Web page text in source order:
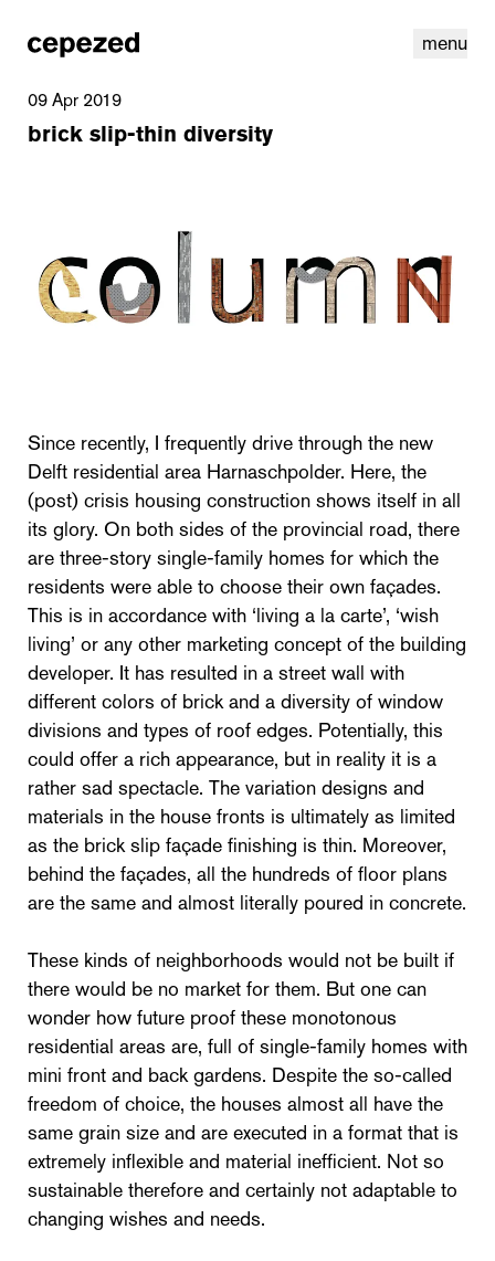
menu
09 Apr 2019
brick slip-thin diversity
Since recently, I frequently drive through the new
Delft residential area Harnaschpolder. Here, the
(post) crisis housing construction shows itself in all
its glory. On both sides of the provincial road, there
are three-story single-family homes for which the
residents were able to choose their own façades.
This is in accordance with ‘living a la carte’, ‘wish
living’ or any other marketing concept of the building
developer. It has resulted in a street wall with
different colors of brick and a diversity of window
divisions and types of roof edges. Potentially, this
could offer a rich appearance, but in reality it is a
rather sad spectacle. The variation designs and
materials in the house fronts is ultimately as limited
as the brick slip façade finishing is thin. Moreover,
behind the façades, all the hundreds of floor plans
are the same and almost literally poured in concrete.
These kinds of neighborhoods would not be built if
there would be no market for them. But one can
wonder how future proof these monotonous
residential areas are, full of single-family homes with
mini front and back gardens. Despite the so-called
freedom of choice, the houses almost all have the
same grain size and are executed in a format that is
extremely inflexible and material inefficient. Not so
sustainable therefore and certainly not adaptable to
changing wishes and needs.